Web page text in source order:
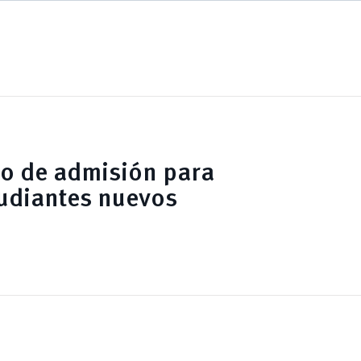
de admisión para
nuevos